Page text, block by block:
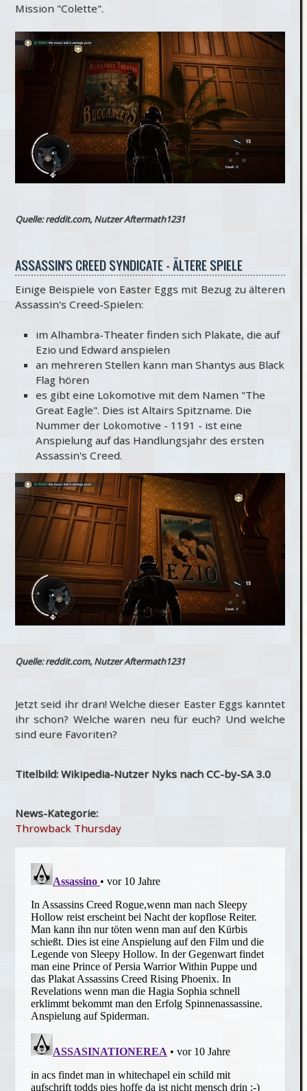
Mission "Colette".
Quelle: reddit.com, Nutzer Aftermath1231
ASSASSIN'S CREED SYNDICATE - ÄLTERE SPIELE
Einige Beispiele von Easter Eggs mit Bezug zu älteren
Assassin's Creed-Spielen:
im Alhambra-Theater finden sich Plakate, die auf
Ezio und Edward anspielen
an mehreren Stellen kann man Shantys aus Black
Flag hören
es gibt eine Lokomotive mit dem Namen "The
Great Eagle". Dies ist Altairs Spitzname. Die
Nummer der Lokomotive - 1191 - ist eine
Anspielung auf das Handlungsjahr des ersten
Assassin's Creed.
Quelle: reddit.com, Nutzer Aftermath1231
Jetzt seid ihr dran! Welche dieser Easter Eggs kanntet
ihr schon? Welche waren neu für euch? Und welche
sind eure Favoriten?
Titelbild: Wikipedia-Nutzer Nyks nach CC-by-SA 3.0
News-Kategorie:
Throwback Thursday